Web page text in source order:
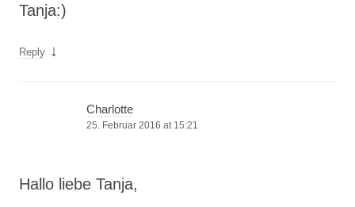
Tanja:)
Reply ↓
Charlotte
25. Februar 2016 at 15:21
Hallo liebe Tanja,